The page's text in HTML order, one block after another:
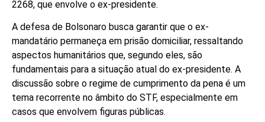
2268, que envolve o ex-presidente.
A defesa de Bolsonaro busca garantir que o ex-
mandatário permaneça em prisão domiciliar, ressaltando
aspectos humanitários que, segundo eles, são
fundamentais para a situação atual do ex-presidente. A
discussão sobre o regime de cumprimento da pena é um
tema recorrente no âmbito do STF, especialmente em
casos que envolvem figuras públicas.